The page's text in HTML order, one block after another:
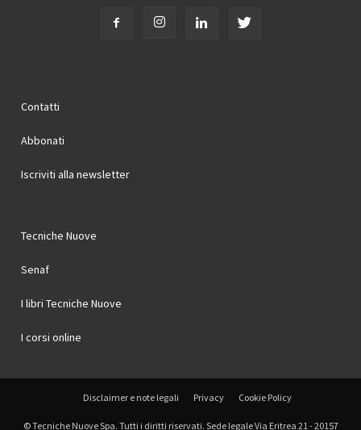
Contatti
Abbonati
Iscriviti alla newsletter
Tecniche Nuove
Senaf
I libri Tecniche Nuove
I corsi online
Disclaimer e note legali Privacy Cookie Policy
© Tecniche Nuove Spa. Tutti i diritti riservati. Sede legale Via Eritrea 21 - 20157